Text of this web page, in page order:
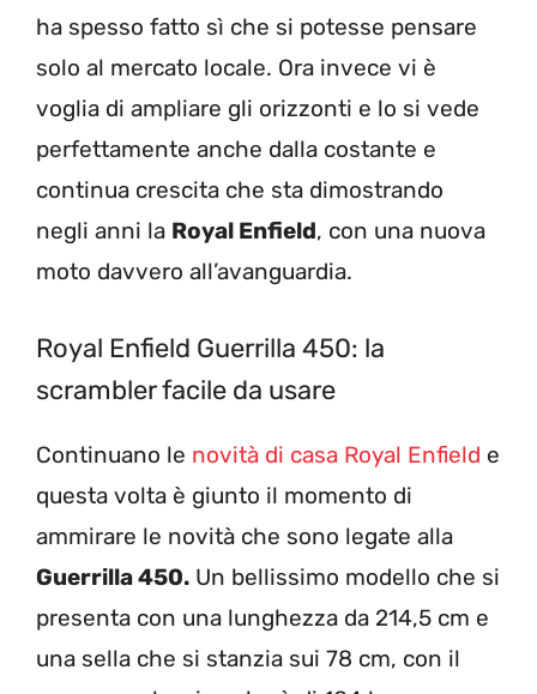
ha spesso fatto sì che si potesse pensare
solo al mercato locale. Ora invece vi è
voglia di ampliare gli orizzonti e lo si vede
perfettamente anche dalla costante e
continua crescita che sta dimostrando
negli anni la Royal Enfield, con una nuova
moto davvero all’avanguardia.
Royal Enfield Guerrilla 450: la
scrambler facile da usare
Continuano le novità di casa Royal Enfield e
questa volta è giunto il momento di
ammirare le novità che sono legate alla
Guerrilla 450. Un bellissimo modello che si
presenta con una lunghezza da 214,5 cm e
una sella che si stanzia sui 78 cm, con il